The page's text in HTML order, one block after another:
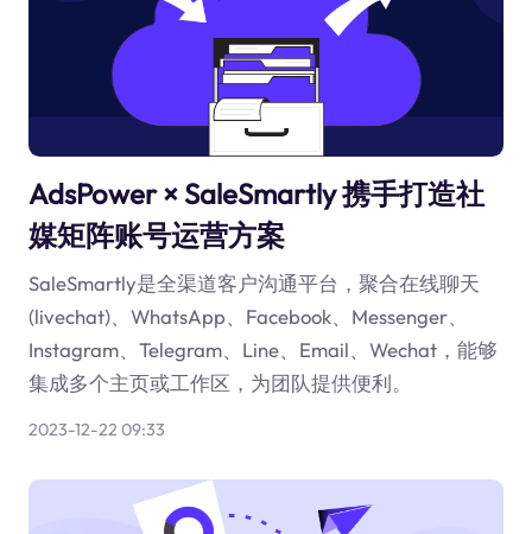
AdsPower × SaleSmartly 携手打造社
媒矩阵账号运营方案
SaleSmartly是全渠道客户沟通平台，聚合在线聊天
(livechat)、WhatsApp、Facebook、Messenger、
Instagram、Telegram、Line、Email、Wechat，能够
集成多个主页或工作区，为团队提供便利。
2023-12-22 09:33